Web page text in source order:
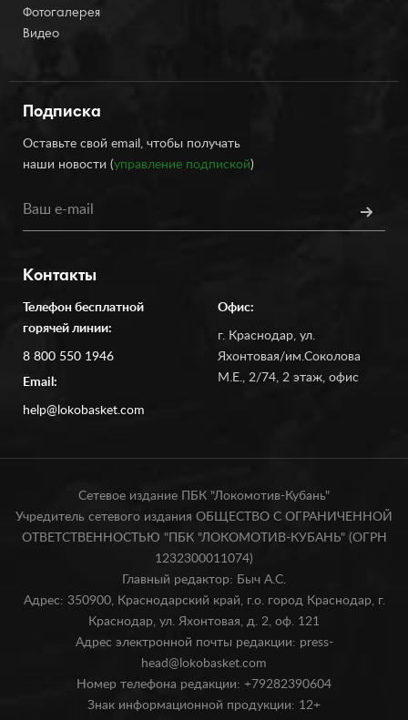
Фотогалерея
Видео
Подписка
Оставьте свой email, чтобы получать
наши новости (управление подпиской)
Контакты
Телефон бесплатной
горячей линии:
8 800 550 1946
Email:
help@lokobasket.com
Офис:
г. Краснодар, ул.
Яхонтовая/им.Соколова
М.Е., 2/74, 2 этаж, офис
Сетевое издание ПБК "Локомотив-Кубань"
Учредитель сетевого издания ОБЩЕСТВО С ОГРАНИЧЕННОЙ
ОТВЕТСТВЕННОСТЬЮ "ПБК "ЛОКОМОТИВ-КУБАНЬ" (ОГРН
1232300011074)
Главный редактор: Быч А.С.
Адрес: 350900, Краснодарский край, г.о. город Краснодар, г.
Краснодар, ул. Яхонтовая, д. 2, оф. 121
Адрес электронной почты редакции: press-
head@lokobasket.com
Номер телефона редакции: +79282390604
Знак информационной продукции: 12+